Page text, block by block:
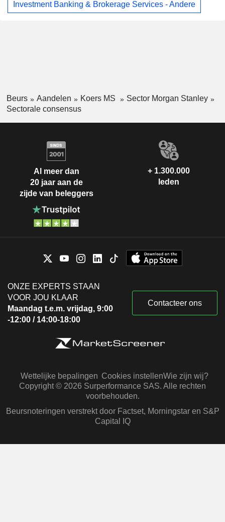
Investment Banking & Brokerage Services - Andere
Beurs Aandelen Koers MS
Sector Morgan Stanley
Sectorale consensus
Al meer dan
20 jaar aan de
zijde van beleggers
+ 1.300.000
leden
ONZE EXPERTS STAAN
VOOR JOU KLAAR
Maandag t.e.m. vrijdag, 9:00
-12:00 / 14:00-18:00
Contacteer ons
Wettelijke bepalingen Cookies instellenWie zijn wij?
Copyright © 2026 Surperformance SAS. Alle rechten
voorbehouden.
Beursnoteringen verstrekt door Factset, Morningstar en S&P
Capital IQ